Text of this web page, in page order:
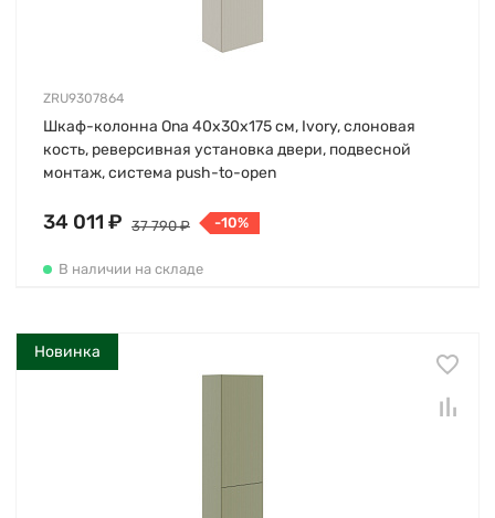
ZRU9307864
Шкаф-колонна Ona 40х30х175 см, Ivory, слоновая
кость, реверсивная установка двери, подвесной
монтаж, система push-to-open
34 011 ₽ 37 790 ₽ -10%
В наличии на складе
Новинка